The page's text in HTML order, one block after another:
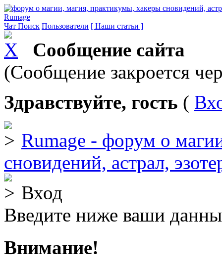
Rumage
Чат Поиск Пользователи [ Наши статьи ]
Сообщение сайта
(Сообщение закроется
Здравствуйте, гость (
Rumage - форум о
сновидений, астрал,
Вход
Введите ниже ваши
Внимание!